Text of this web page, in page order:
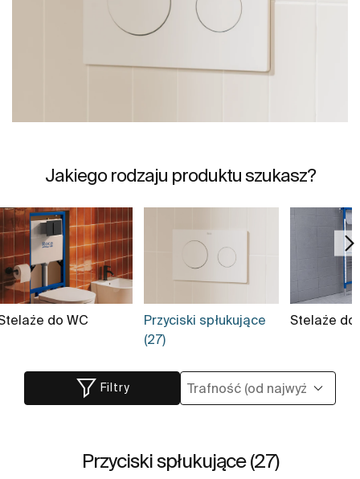
Jakiego rodzaju produktu szukasz?
do WC
Przyciski spłukujące
(27)
Stelaże do
Filtry
Przyciski spłukujące (27)